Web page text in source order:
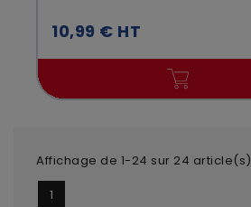
10,99 € HT
Affichage de 1-24 sur 24 article(s)
1